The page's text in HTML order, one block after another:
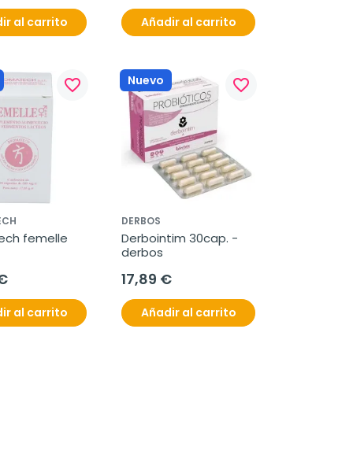
al carrito Añadir al carrito
favorite_border
femelle
al carrito
Nuevo favorite_border
DERBOS
Derbointim 30cap. -
derbos
17,89 €
Añadir al carrito